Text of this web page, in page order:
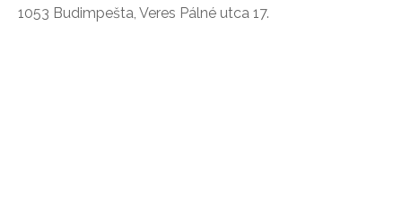
1053 Budimpešta, Veres Pálné utca 17.